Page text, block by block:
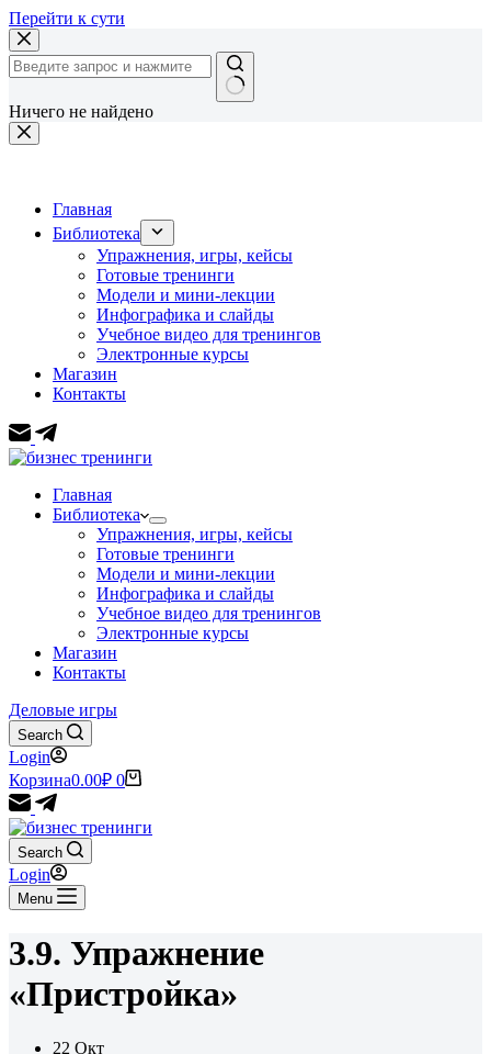
Перейти к сути
Ничего не найдено
Главная
Библиотека
Упражнения, игры, кейсы
Готовые тренинги
Модели и мини-лекции
Инфографика и слайды
Учебное видео для тренингов
Электронные курсы
Магазин
Контакты
Главная
Библиотека
Упражнения, игры, кейсы
Готовые тренинги
Модели и мини-лекции
Инфографика и слайды
Учебное видео для тренингов
Электронные курсы
Магазин
Контакты
Деловые игры
Search
Login
Корзина0.00₽ 0
Search
Login
Menu
3.9. Упражнение
«Пристройка»
22 Окт